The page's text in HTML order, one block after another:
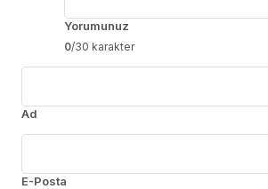
Yorumunuz
0/30 karakter
Ad
E-Posta